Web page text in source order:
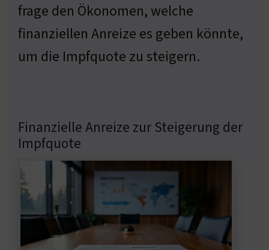
frage den Ökonomen, welche
finanziellen Anreize es geben könnte,
um die Impfquote zu steigern.
Finanzielle Anreize zur Steigerung der
Impfquote